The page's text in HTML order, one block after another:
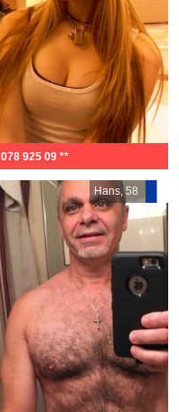
078 925 09 **
Hans, 58